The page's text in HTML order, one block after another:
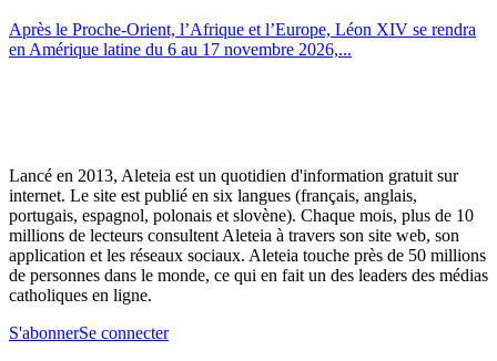
Après le Proche-Orient, l’Afrique et l’Europe, Léon XIV se rendra
en Amérique latine du 6 au 17 novembre 2026,...
Lancé en 2013, Aleteia est un quotidien d'information gratuit sur
internet. Le site est publié en six langues (français, anglais,
portugais, espagnol, polonais et slovène). Chaque mois, plus de 10
millions de lecteurs consultent Aleteia à travers son site web, son
application et les réseaux sociaux. Aleteia touche près de 50 millions
de personnes dans le monde, ce qui en fait un des leaders des médias
catholiques en ligne.
S'abonnerSe connecter